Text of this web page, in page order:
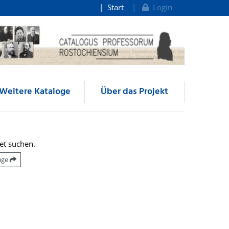
Start Login
Kataloge Über das Projekt
suchen.